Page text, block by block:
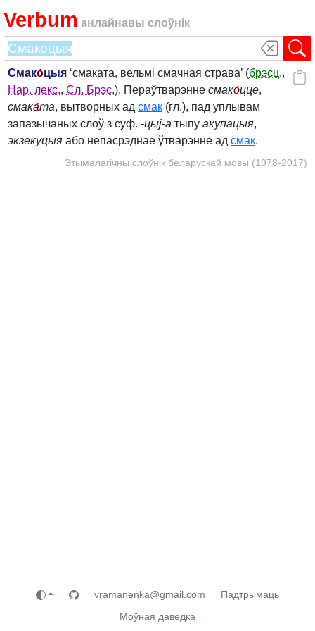
Verbum анлайнавы слоўнік
Смако́цыя ‘смаката, вельмі смачная страва’ (брэсц.,
Нар. лекс., Сл. Брэс.). Пераўтварэнне смако́цце,
смака́та, вытворных ад смак (гл.), пад уплывам
запазычаных слоў з суф. ‑цыj‑а тыпу акупацыя,
экзекуцыя або непасрэднае ўтварэнне ад смак.
Этымалагічны слоўнік беларускай мовы (1978-2017)
vramanenka@gmail.com
Падтрымаць
Моўная даведка